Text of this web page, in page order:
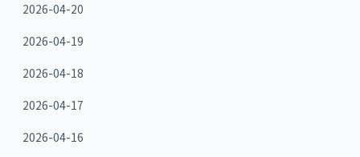
2026-04-20
2026-04-19
2026-04-18
2026-04-17
2026-04-16